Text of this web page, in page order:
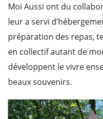
Moi Aussi ont du
leur a servi
préparation des repas,
en collectif autant de
développent le vivre
beaux souvenirs.